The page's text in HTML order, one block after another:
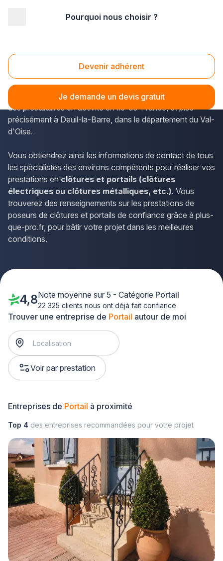
Pourquoi nous choisir ?
Devenir adhérent
Je demande un devis gratuit
Portail Deuil-la-Barre (95170)
Les poseurs de clôtures et portails sont les professionnels
listés sur plus-que-pro.fr. Le site donne une bonne idée
des prestataires en activité en Île-de-France, et plus
précisément à Deuil-la-Barre, dans le département du Val-
d'Oise.
Vous obtiendrez ainsi les informations de contact de tous
les spécialistes des environs compétents pour réaliser vos
prestations en clôtures et portails (clôtures
électriques ou clôtures métalliques, etc.). Vous
trouverez des renseignements sur les prestations de
poseurs de clôtures et portails de confiance grâce à plus-
que-pro.fr, pour bâtir votre projet dans les meilleures
conditions.
Trouver une entreprise de Portail autour de moi
Voir par prestation
4,8Note moyenne sur 5 - Catégorie Portail
22 325 clients nous ont déjà fait confiance
Entreprises de Portail à proximité
Top 4 des entreprises recommandées pour votre projet